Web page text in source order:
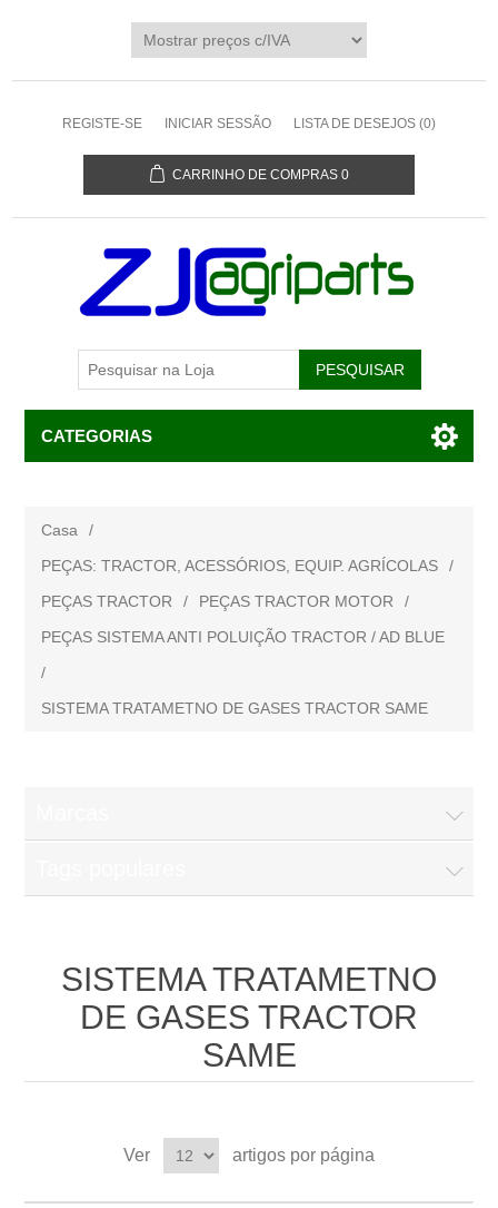
REGISTE-SE INICIAR SESSÃO LISTA DE DESEJOS (0)
CARRINHO DE COMPRAS 0
CATEGORIAS
Casa
/
PEÇAS: TRACTOR, ACESSÓRIOS, EQUIP. AGRÍCOLAS
/
PEÇAS TRACTOR
/ PEÇAS TRACTOR MOTOR
/
PEÇAS SISTEMA ANTI POLUIÇÃO TRACTOR / AD BLUE
/
SISTEMA TRATAMETNO DE GASES TRACTOR SAME
SISTEMA TRATAMETNO
DE GASES TRACTOR
SAME
Ver artigos por página